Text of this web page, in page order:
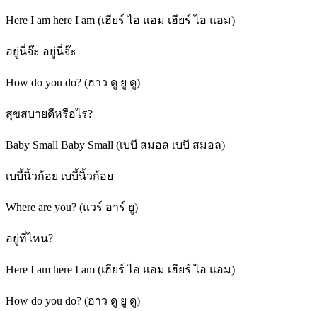
Here I am here I am (เฮียร์ ไอ แอม เฮียร์ ไอ แอม)
อยู่นี่จ๊ะ อยู่นี่จ๊ะ
How do you do? (ฮาว ดู ยู ดู)
สุขสบายดีหรือไร?
Baby Small Baby Small (เบบี สมอล เบบี สมอล)
เบบี้นิ้วก้อย เบบี้นิ้วก้อย
Where are you? (แวร์ อาร์ ยู)
อยู่ที่ไหน?
Here I am here I am (เฮียร์ ไอ แอม เฮียร์ ไอ แอม)
How do you do? (ฮาว ดู ยู ดู)